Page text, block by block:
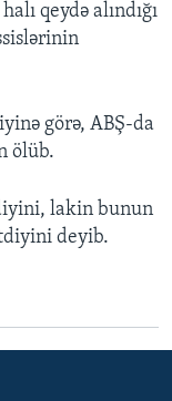
qeydə alındığı
görə, ABŞ-da
ölüb.
lakin bunun
deyib.